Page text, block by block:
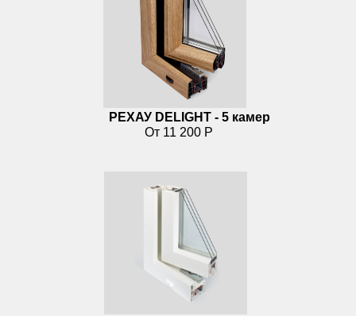
От 11 200 Р
РЕХАУ DELIGHT - 5 камер